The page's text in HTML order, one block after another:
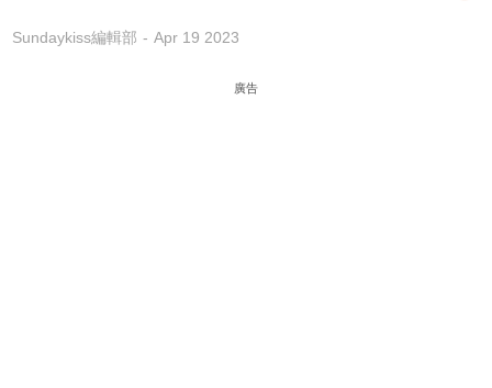
Sundaykiss編輯部 Apr 19 2023
廣告